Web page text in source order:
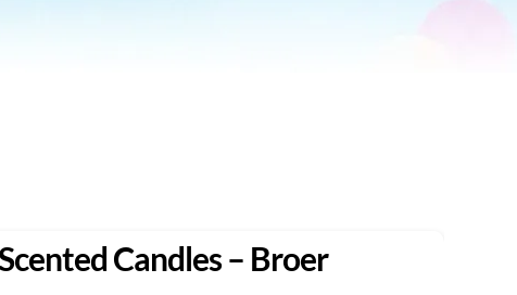
Candles – Broer